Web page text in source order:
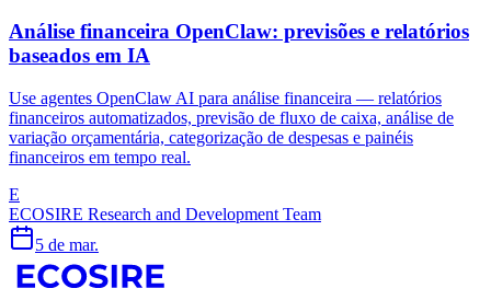
Análise financeira OpenClaw: previsões e relatórios
baseados em IA
Use agentes OpenClaw AI para análise financeira — relatórios
financeiros automatizados, previsão de fluxo de caixa, análise de
variação orçamentária, categorização de despesas e painéis
financeiros em tempo real.
E
ECOSIRE Research and Development Team
5 de mar.